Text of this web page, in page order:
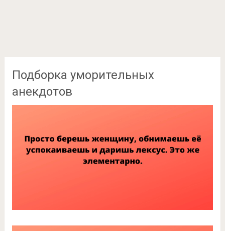
Подборка уморительных
анекдотов